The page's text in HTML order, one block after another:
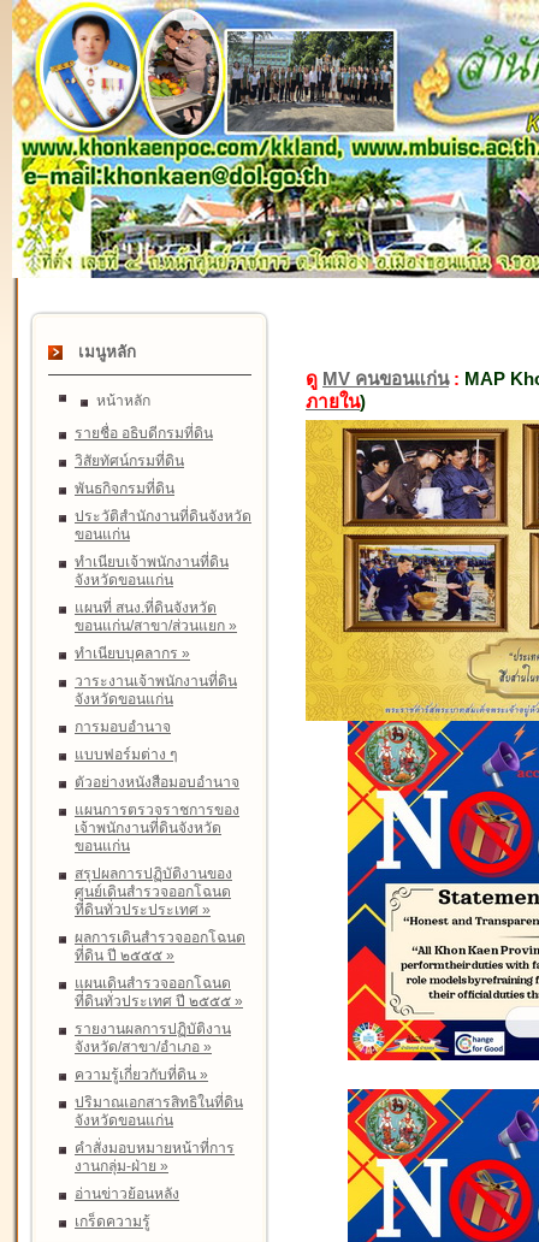
เมนูหลัก
หน้าหลัก
รายชื่อ อธิบดีกรมที่ดิน
วิสัยทัศน์กรมที่ดิน
พันธกิจกรมที่ดิน
ประวัติสำนักงานที่ดินจังหวัด
ขอนแก่น
ทำเนียบเจ้าพนักงานที่ดิน
จังหวัดขอนแก่น
แผนที่ สนง.ที่ดินจังหวัด
ขอนแก่น/สาขา/ส่วนแยก »
ทำเนียบบุคลากร »
วาระงานเจ้าพนักงานที่ดิน
จังหวัดขอนแก่น
การมอบอำนาจ
แบบฟอร์มต่าง ๆ
ตัวอย่างหนังสือมอบอำนาจ
แผนการตรวจราชการของ
เจ้าพนักงานที่ดินจังหวัด
ขอนแก่น
สรุปผลการปฏิบัติงานของ
ศูนย์เดินสำรวจออกโฉนด
ที่ดินทั่วประประเทศ »
ผลการเดินสำรวจออกโฉนด
ที่ดิน ปี ๒๕๕๕ »
แผนเดินสำรวจออกโฉนด
ที่ดินทั่วประเทศ ปี ๒๕๕๕ »
รายงานผลการปฏิบัติงาน
จังหวัด/สาขา/อำเภอ »
ความรู้เกี่ยวกับที่ดิน »
ปริมาณเอกสารสิทธิในที่ดิน
จังหวัดขอนแก่น
คำสั่งมอบหมายหน้าที่การ
งานกลุ่ม-ฝ่าย »
อ่านข่าวย้อนหลัง
เกร็ดความรู้
ดู MV คนขอนแก่น: MAP
ภายใน)